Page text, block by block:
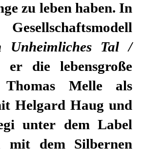
zu leben haben. In
Unheimliches Tal /
er die lebensgroße
Melle als
Helgard Haug und
unter dem Label
mit dem Silbernen